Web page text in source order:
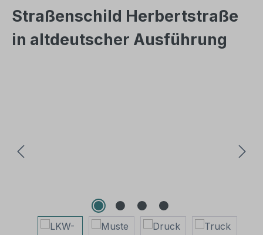
Straßenschild Herbertstraße
in altdeutscher Ausführung